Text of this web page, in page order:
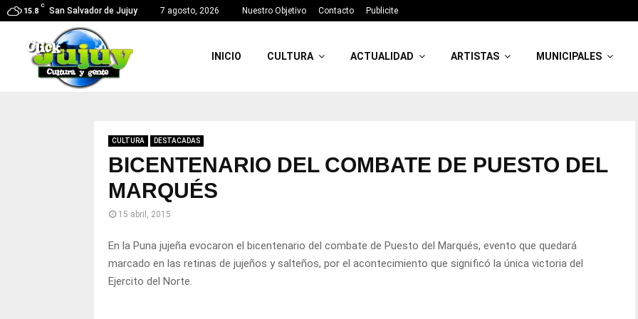
15.8
C
San Salvador de Jujuy 7 agosto, 2026 Nuestro Objetivo Contacto Publicite
INICIO CULTURA ACTUALIDAD ARTISTAS MUNICIPALES
CULTURA DESTACADAS
BICENTENARIO DEL COMBATE DE PUESTO DEL
MARQUÉS
15 abril, 2015
En la Puna jujeña evocaron el bicentenario del combate de Puesto del Marqués, evento que quedará
marcado en las retinas de jujeños y salteños, por el acontecimiento que significó la única victoria del
Ejercito del Norte.